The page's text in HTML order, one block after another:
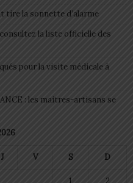
tire la sonnette d’alarme
la liste officielle des
pour la visite médicale à
: les maitres-artisans se
J V S D
1 2